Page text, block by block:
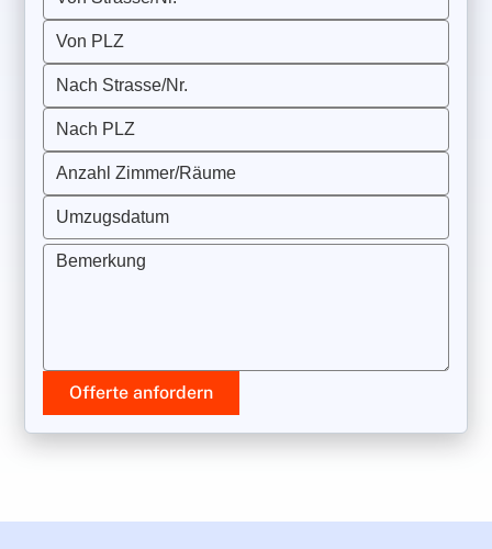
Von PLZ
Nach Strasse/Nr.
Nach PLZ
Anzahl Zimmer/Räume
Umzugsdatum
Bemerkung
Offerte anfordern